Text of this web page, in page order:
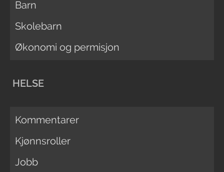
Barn
Skolebarn
Økonomi og permisjon
HELSE
Kommentarer
Kjønnsroller
Jobb